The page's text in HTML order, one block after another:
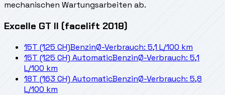
mechanischen Wartungsarbeiten ab.
Excelle GT II (facelift 2018)
15T (125 CH)BenzinØ-Verbrauch: 5,1 L/100 km
15T (125 CH) AutomaticBenzinØ-Verbrauch: 5,1
L/100 km
18T (163 CH) AutomaticBenzinØ-Verbrauch: 5,8
L/100 km